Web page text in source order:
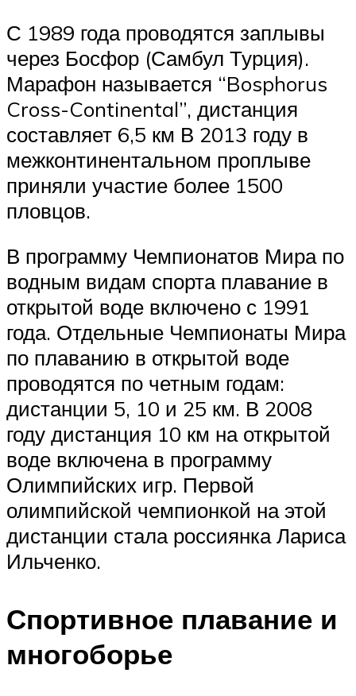
С 1989 года проводятся заплывы
через Босфор (Самбул Турция).
Марафон называется “Bosphorus
Cross-Continental”, дистанция
составляет 6,5 км В 2013 году в
межконтинентальном проплыве
приняли участие более 1500
пловцов.
В программу Чемпионатов Мира по
водным видам спорта плавание в
открытой воде включено с 1991
года. Отдельные Чемпионаты Мира
по плаванию в открытой воде
проводятся по четным годам:
дистанции 5, 10 и 25 км. В 2008
году дистанция 10 км на открытой
воде включена в программу
Олимпийских игр. Первой
олимпийской чемпионкой на этой
дистанции стала россиянка Лариса
Ильченко.
Спортивное плавание и
многоборье